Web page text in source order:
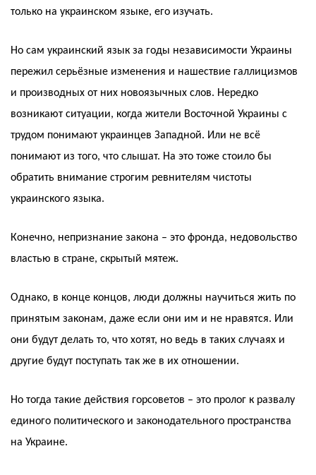
только на украинском языке, его изучать.
Но сам украинский язык за годы независимости Украины
пережил серьёзные изменения и нашествие галлицизмов
и производных от них новоязычных слов. Нередко
возникают ситуации, когда жители Восточной Украины с
трудом понимают украинцев Западной. Или не всё
понимают из того, что слышат. На это тоже стоило бы
обратить внимание строгим ревнителям чистоты
украинского языка.
Конечно, непризнание закона – это фронда, недовольство
властью в стране, скрытый мятеж.
Однако, в конце концов, люди должны научиться жить по
принятым законам, даже если они им и не нравятся. Или
они будут делать то, что хотят, но ведь в таких случаях и
другие будут поступать так же в их отношении.
Но тогда такие действия горсоветов – это пролог к развалу
единого политического и законодательного пространства
на Украине.